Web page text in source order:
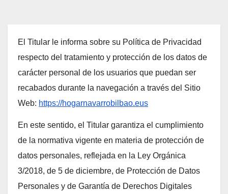
El Titular le informa sobre su Política de Privacidad
respecto del tratamiento y protección de los datos de
carácter personal de los usuarios que puedan ser
recabados durante la navegación a través del Sitio
Web: https://hogarnavarrobilbao.eus
En este sentido, el Titular garantiza el cumplimiento
de la normativa vigente en materia de protección de
datos personales, reflejada en la Ley Orgánica
3/2018, de 5 de diciembre, de Protección de Datos
Personales y de Garantía de Derechos Digitales